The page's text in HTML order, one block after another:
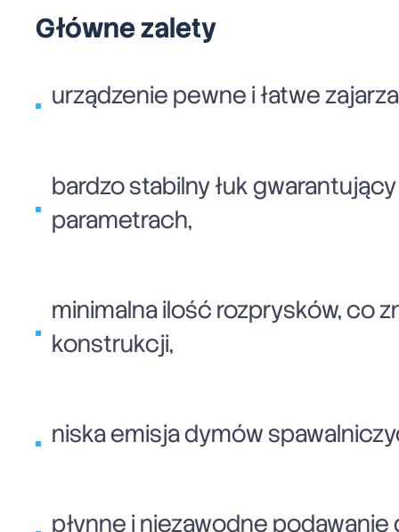
Główne zalety
urządzenie pewne i łatwe
bardzo stabilny łuk
parametrach,
minimalna ilość rozprysków, co
konstrukcji,
niska emisja dymów
płynne i niezawodne